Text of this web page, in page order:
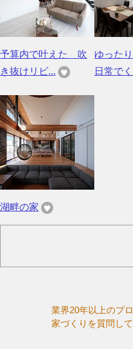
予算内で叶えた 吹
き抜けリビ...
ゆった
日常で
湖畔の家
業界20年以上のプ
家づくりを質問して